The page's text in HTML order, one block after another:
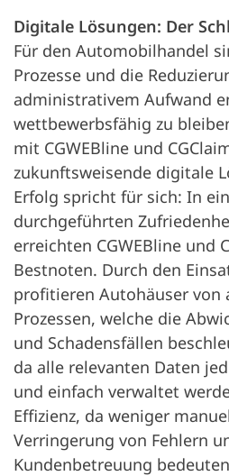
Digitale Lösungen: Der
Für den Automobilhandel
Prozesse und die
administrativem Aufwand
wettbewerbsfähig zu
mit CGWEBline und
zukunftsweisende digitale
Erfolg spricht für sich: In
durchgeführten
erreichten CGWEBline und
Bestnoten. Durch den
profitieren Autohäuser von
Prozessen, welche die
und Schadensfällen
da alle relevanten Daten
und einfach verwaltet
Effizienz, da weniger
Verringerung von Fehlern
Kundenbetreuung